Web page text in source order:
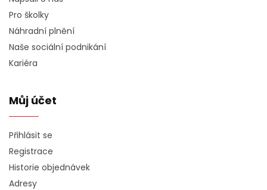
Pro školky
Náhradní plnění
Naše sociální podnikání
Kariéra
Můj účet
Přihlásit se
Registrace
Historie objednávek
Adresy